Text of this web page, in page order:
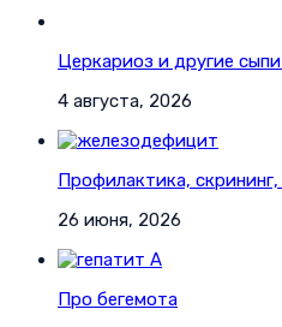
Церкариоз и другие
4 августа, 2026
Профилактика,
26 июня, 2026
Про бегемота